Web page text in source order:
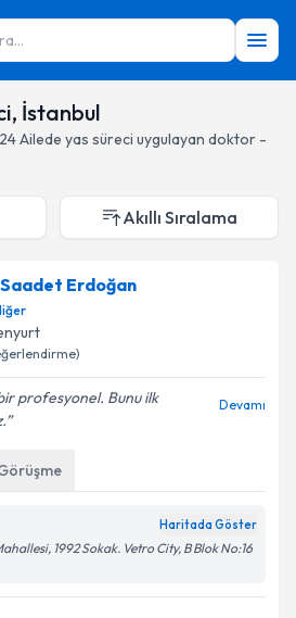
İstanbul
24Ailede yas süreci uygulayan doktor -
Akıllı Sıralama
Saadet Erdoğan
profesyonel. Bunu ilk
Devamı
Haritada Göster
1992 Sokak. Vetro City, B Blok No:16